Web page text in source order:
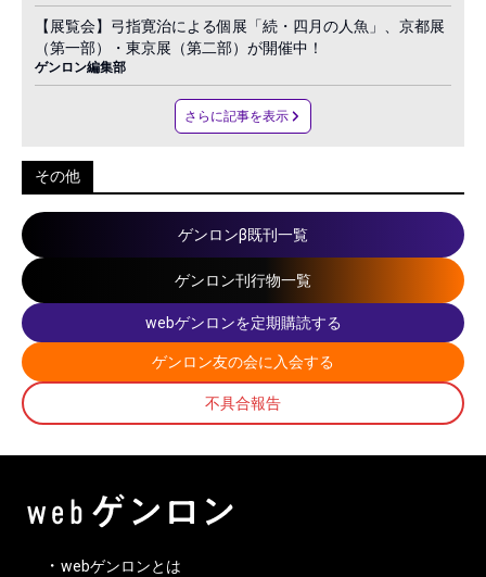
【展覧会】弓指寛治による個展「続・四月の人魚」、京都展
（第一部）・東京展（第二部）が開催中！
ゲンロン編集部
さらに記事を表示
その他
ゲンロンβ既刊一覧
ゲンロン刊行物一覧
webゲンロンを定期購読する
ゲンロン友の会に入会する
不具合報告
webゲンロンとは